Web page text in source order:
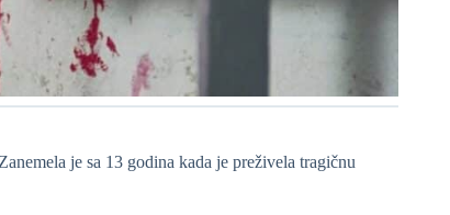
je sa 13 godina kada je preživela tragičnu